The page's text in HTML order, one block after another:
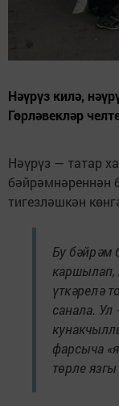
Нәүрүз килә,
Гөрләвекләр
Нәүрүз — татар
бәйрәмнәреннән
тигезләшкән
Бу бәйрәм
каршылап,
үткәрелә
санала. Ул
фарсыча
төрле